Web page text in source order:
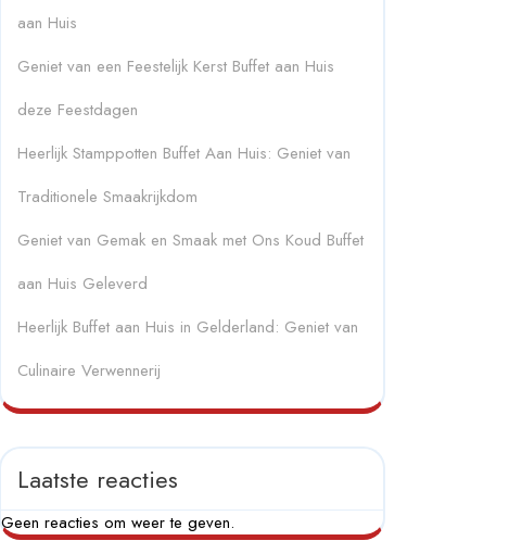
aan Huis
Geniet van een Feestelijk Kerst Buffet aan Huis
deze Feestdagen
Heerlijk Stamppotten Buffet Aan Huis: Geniet van
Traditionele Smaakrijkdom
Geniet van Gemak en Smaak met Ons Koud Buffet
aan Huis Geleverd
Heerlijk Buffet aan Huis in Gelderland: Geniet van
Culinaire Verwennerij
Laatste reacties
Geen reacties om weer te geven.